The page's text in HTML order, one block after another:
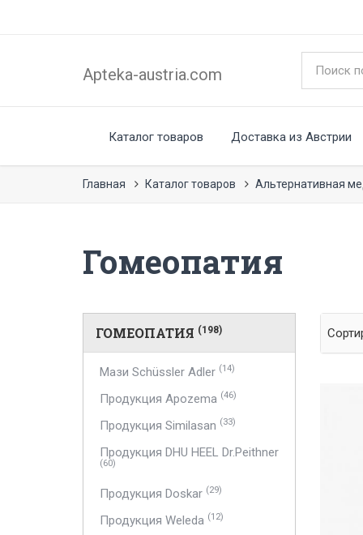
Apteka-austria.com
Каталог товаров Доставка из Австрии
Главная Каталог товаров Альтернативная
Гомеопатия
ГОМЕОПАТИЯ (198)
Мази Schüssler Adler (14)
Продукция Apozema (46)
Продукция Similasan (33)
Продукция DHU HEEL Dr.Peithner
(60)
Продукция Doskar (29)
Продукция Weleda (12)